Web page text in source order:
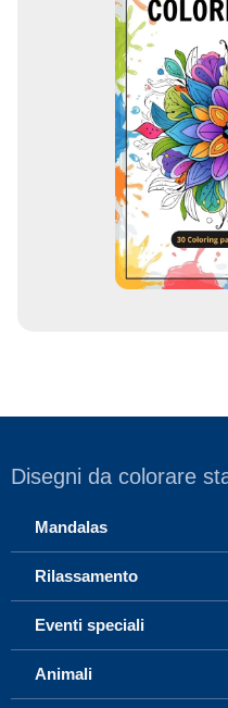
Disegni da colorare
Mandalas
Rilassamento
Eventi speciali
Animali